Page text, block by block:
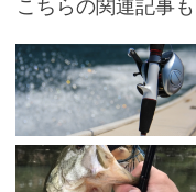
こちらの関連記事